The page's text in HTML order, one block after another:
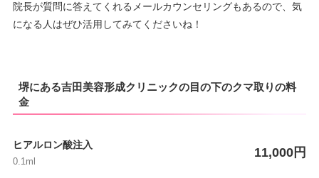
院長が質問に答えてくれるメールカウンセリングもあるので、気
になる人はぜひ活用してみてくださいね！
堺にある吉田美容形成クリニックの目の下のクマ取りの料
金
ヒアルロン酸注入
0.1ml
11,000円